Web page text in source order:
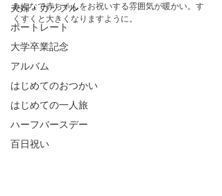
夫婦・カップル
ポートレート
大学卒業記念
アルバム
はじめてのおつかい
はじめての一人旅
ハーフバースデー
百日祝い
みんなで赤ちゃんをお祝いする雰囲気が暖かい。す
くすくと大きくなりますように。